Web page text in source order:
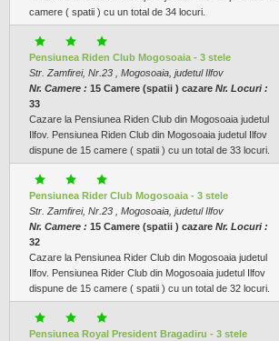
camere ( spatii ) cu un total de 34 locuri.
Pensiunea Riden Club Mogosoaia - 3 stele
Str. Zamfirei, Nr.23 , Mogosoaia, judetul Ilfov
Nr. Camere : 15 Camere (spatii ) cazare Nr. Locuri :
33
Cazare la Pensiunea Riden Club din Mogosoaia judetul
Ilfov. Pensiunea Riden Club din Mogosoaia judetul Ilfov
dispune de 15 camere ( spatii ) cu un total de 33 locuri.
Pensiunea Rider Club Mogosoaia - 3 stele
Str. Zamfirei, Nr.23 , Mogosoaia, judetul Ilfov
Nr. Camere : 15 Camere (spatii ) cazare Nr. Locuri :
32
Cazare la Pensiunea Rider Club din Mogosoaia judetul
Ilfov. Pensiunea Rider Club din Mogosoaia judetul Ilfov
dispune de 15 camere ( spatii ) cu un total de 32 locuri.
Pensiunea Royal President Bragadiru - 3 stele